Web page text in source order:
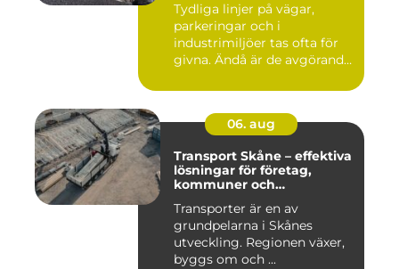
Tydliga linjer på vägar,
parkeringar och i
industrimiljöer tas ofta för
givna. Ändå är de avgörande
06. aug
Transport Skåne – effektiva
lösningar för företag,
kommuner och
Transporter är en av
grundpelarna i Skånes
utveckling. Regionen växer,
byggs om och ...